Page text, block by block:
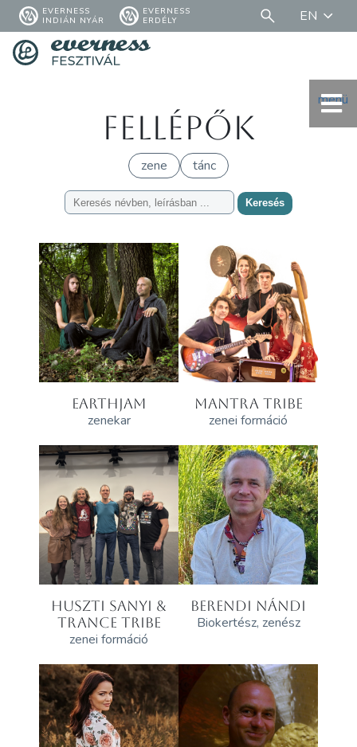
EVERNESS
INDIÁN NYÁR
EVERNESS
ERDÉLY
EN
menü
Fellépők
zene tánc
Keresés
EARTHJAM
zenekar
MANTRA TRIBE
zenei formáció
HUSZTI SANYI &
TRANCE TRIBE
zenei formáció
BERENDI NÁNDI
Biokertész, zenész